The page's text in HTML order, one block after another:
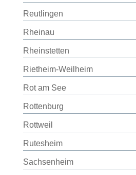
Reutlingen
Rheinau
Rheinstetten
Rietheim-Weilheim
Rot am See
Rottenburg
Rottweil
Rutesheim
Sachsenheim